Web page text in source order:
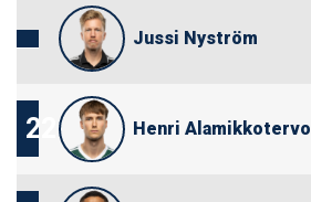
Jussi Nyström
22 Henri Alamikkotervo